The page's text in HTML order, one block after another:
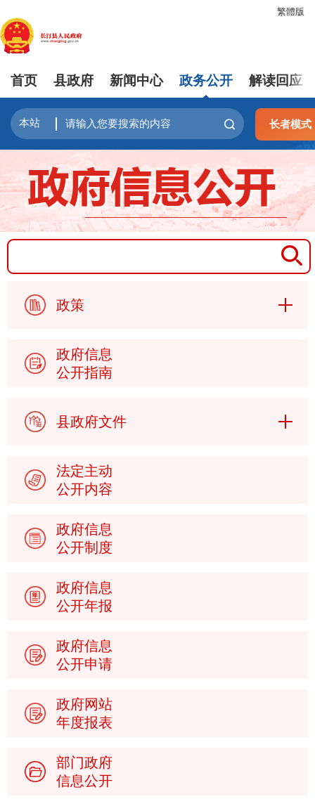
繁體版
首页 县政府 新闻中心 政务公开 解读回应
长者模式
政策
政府信息
公开指南
县政府文件
法定主动
公开内容
政府信息
公开制度
政府信息
公开年报
政府信息
公开申请
政府网站
年度报表
部门政府
信息公开